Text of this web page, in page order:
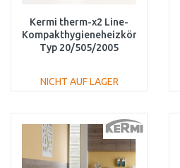
Kermi therm-x2 Line-
Kompakthygieneheizkörper
Typ 20/505/2005
NICHT AUF LAGER
Vergleichen